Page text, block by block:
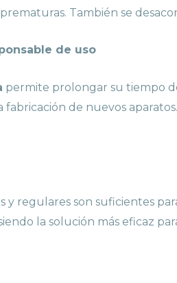
También se
de uso
permite prolongar su tiempo
fabricación de nuevos
y regulares son suficientes
la solución más eficaz